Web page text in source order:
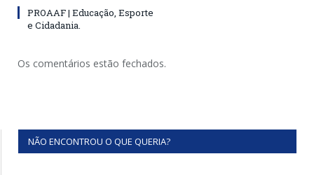
PROAAF | Educação, Esporte
e Cidadania.
Os comentários estão fechados.
NÃO ENCONTROU O QUE QUERIA?